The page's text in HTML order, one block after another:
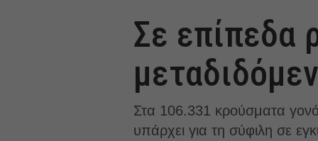
Σε επίπεδα
Στα 106.331 κρούσματα
υπάρχει για τη σύφιλη σε